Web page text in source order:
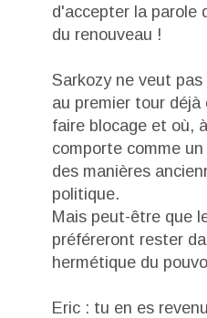
d'accepter la parole
du renouveau !
Sarkozy ne veut
au premier tour
faire blocage et où,
comporte comme
des manières
politique.
Mais peut-être que
préféreront rester
hermétique du
Eric : tu en es